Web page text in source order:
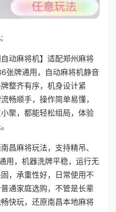
自动麻将机】适配郑州麻将
张牌通用，自动麻将机静音
整齐有序，机身设计紧
畅顺手，操作简单易懂，
聚，都能轻松组局，体验
昌麻将玩法，支持精吊、
用，机器洗牌平稳，运行无
，承重性好，日常使用不
通家庭选购，不管是长辈
快玩，还原南昌本地麻将